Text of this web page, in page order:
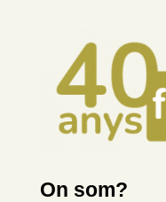
On som?